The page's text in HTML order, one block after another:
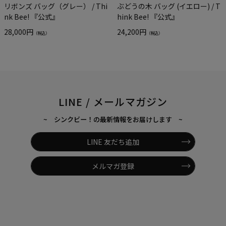
リボンズ バッグ（グレー） / Thi
nk Bee! 『公式』
28,000円 （税込）
ぶどうの木 バッグ (イエロー) / T
hink Bee! 『公式』
24,200円 （税込）
LINE / メールマガジン
~ シンクビー！の最新情報をお届けします ~
LINE 友だち追加
メルマガ登録